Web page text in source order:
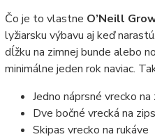
Čo je to vlastne O’Neill
lyžiarsku výbavu aj keď
dĺžku na zimnej bunde alebo
minimálne jeden rok naviac.
Jedno náprsné vrecko na
Dve bočné vrecká na zips
Skipas vrecko na rukáve